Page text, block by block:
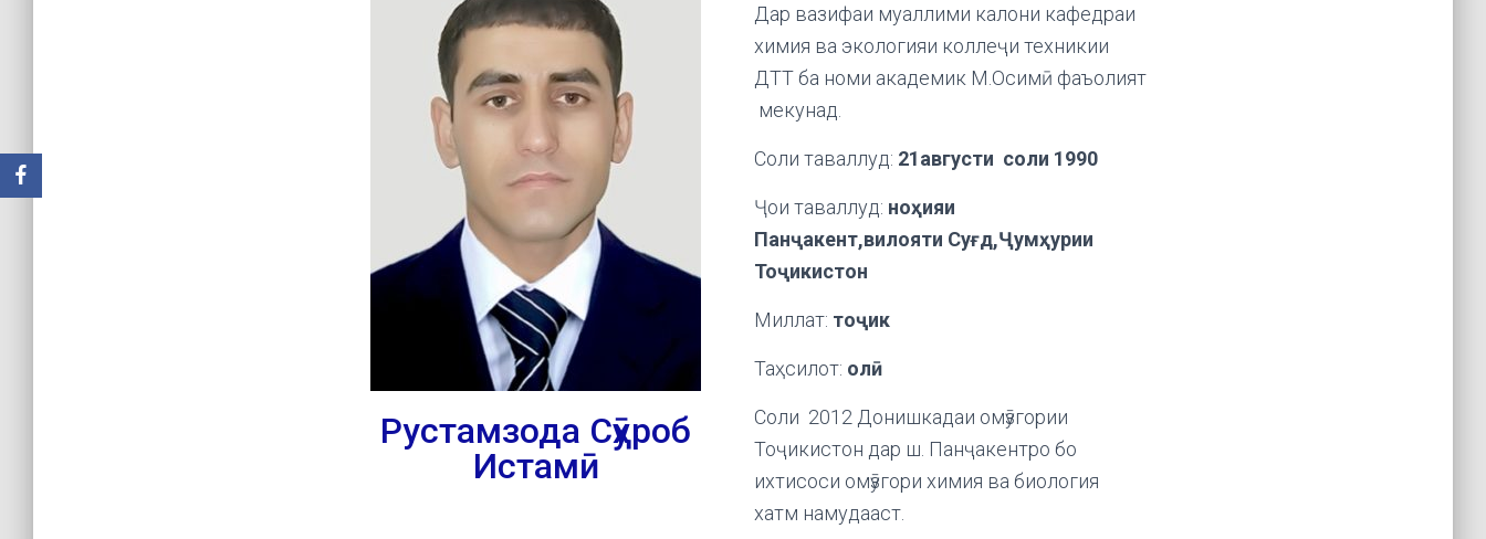
Рустамзода Сӯҳроб
Истамӣ
Дар вазифаи муаллими калони кафедраи
химия ва экологияи коллеҷи техникии
ДТТ ба номи академик М.Осимӣ фаъолият
мекунад.
Соли таваллуд: 21августи соли 1990
Ҷои таваллуд: ноҳияи
Панҷакент,вилояти Суғд,Ҷумҳурии
Тоҷикистон
Миллат: тоҷик
Таҳсилот: олӣ
Соли 2012 Донишкадаи омӯзгории
Тоҷикистон дар ш. Панҷакентро бо
ихтисоси омӯзгори химия ва биология
хатм намудааст.